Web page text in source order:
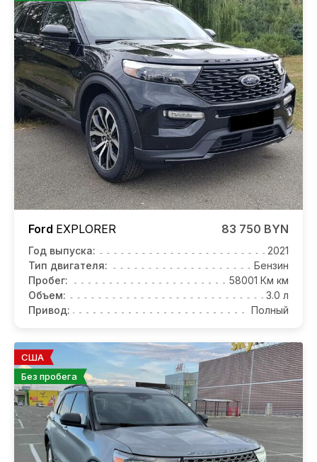
Ford EXPLORER 83 750 BYN
Год выпуска:
2021
Тип двигателя:
Бензин
Пробег:
58001 Км км
Объем:
3.0 л
Привод:
Полный
США
Без пробега